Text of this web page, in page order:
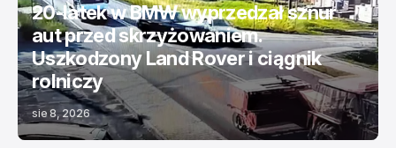
20-latek w BMW wyprzedzał sznur
aut przed skrzyżowaniem.
Uszkodzony Land Rover i ciągnik
rolniczy
sie 8, 2026